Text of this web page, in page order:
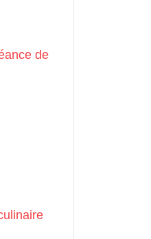
de